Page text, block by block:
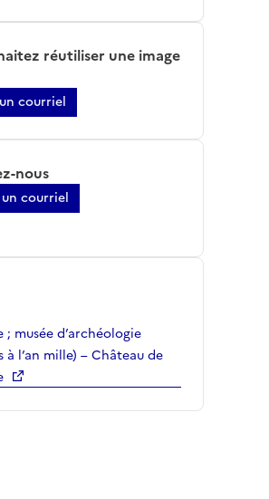
réutiliser une image
courriel
nous
courriel
; musée d’archéologie
l’an mille) – Château de